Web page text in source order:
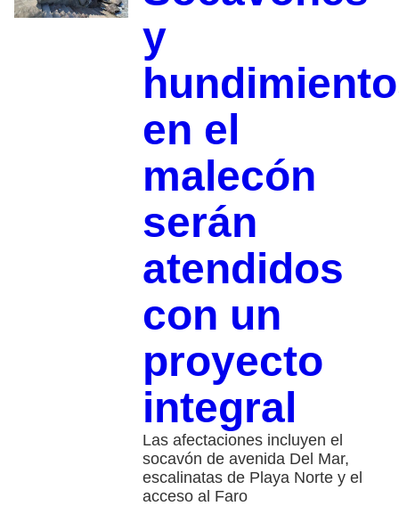
y
en el
malecón
serán
atendidos
con un
proyecto
integral
Las afectaciones incluyen el
socavón de avenida Del Mar,
escalinatas de Playa Norte y el
acceso al Faro